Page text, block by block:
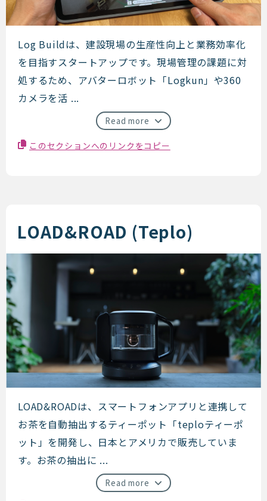
log build
Log Buildは、建設現場の生産性向上と業務効率化
を目指すスタートアップです。現場管理の課題に対
処するため、アバターロボット「Logkun」や360
カメラを活 ...
Read more
このセクションへのリンクをコピー
LOAD&ROAD (Teplo)
LOAD&ROAD (Teplo)
LOAD&ROADは、スマートフォンアプリと連携して
お茶を自動抽出するティーポット「teploティーポ
ット」を開発し、日本とアメリカで販売していま
す。お茶の抽出に ...
Read more